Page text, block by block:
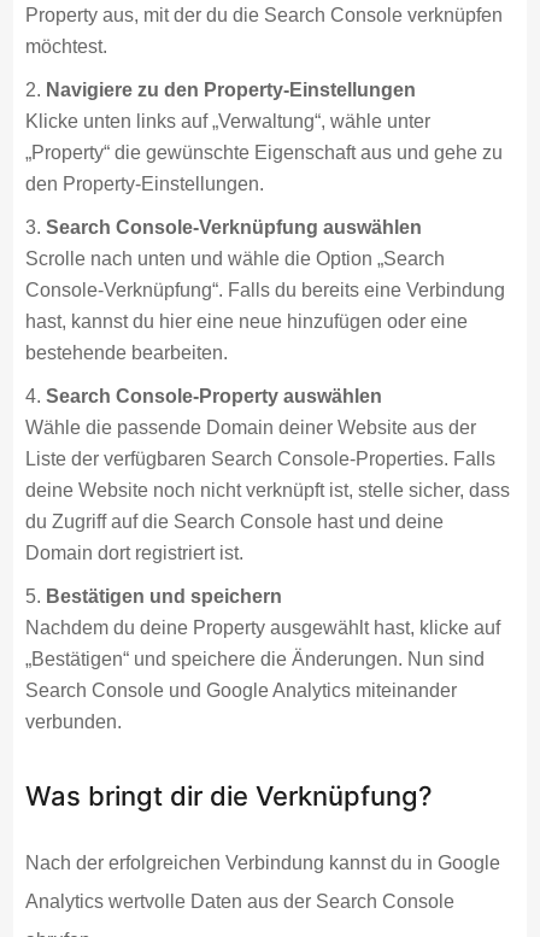
Property aus, mit der du die Search Console verknüpfen
möchtest.
Navigiere zu den Property-Einstellungen
Klicke unten links auf „Verwaltung“, wähle unter
„Property“ die gewünschte Eigenschaft aus und gehe zu
den Property-Einstellungen.
Search Console-Verknüpfung auswählen
Scrolle nach unten und wähle die Option „Search
Console-Verknüpfung“. Falls du bereits eine Verbindung
hast, kannst du hier eine neue hinzufügen oder eine
bestehende bearbeiten.
Search Console-Property auswählen
Wähle die passende Domain deiner Website aus der
Liste der verfügbaren Search Console-Properties. Falls
deine Website noch nicht verknüpft ist, stelle sicher, dass
du Zugriff auf die Search Console hast und deine
Domain dort registriert ist.
Bestätigen und speichern
Nachdem du deine Property ausgewählt hast, klicke auf
„Bestätigen“ und speichere die Änderungen. Nun sind
Search Console und Google Analytics miteinander
verbunden.
Was bringt dir die Verknüpfung?
Nach der erfolgreichen Verbindung kannst du in Google
Analytics wertvolle Daten aus der Search Console